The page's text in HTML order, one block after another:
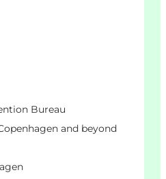
Bureau
and beyond